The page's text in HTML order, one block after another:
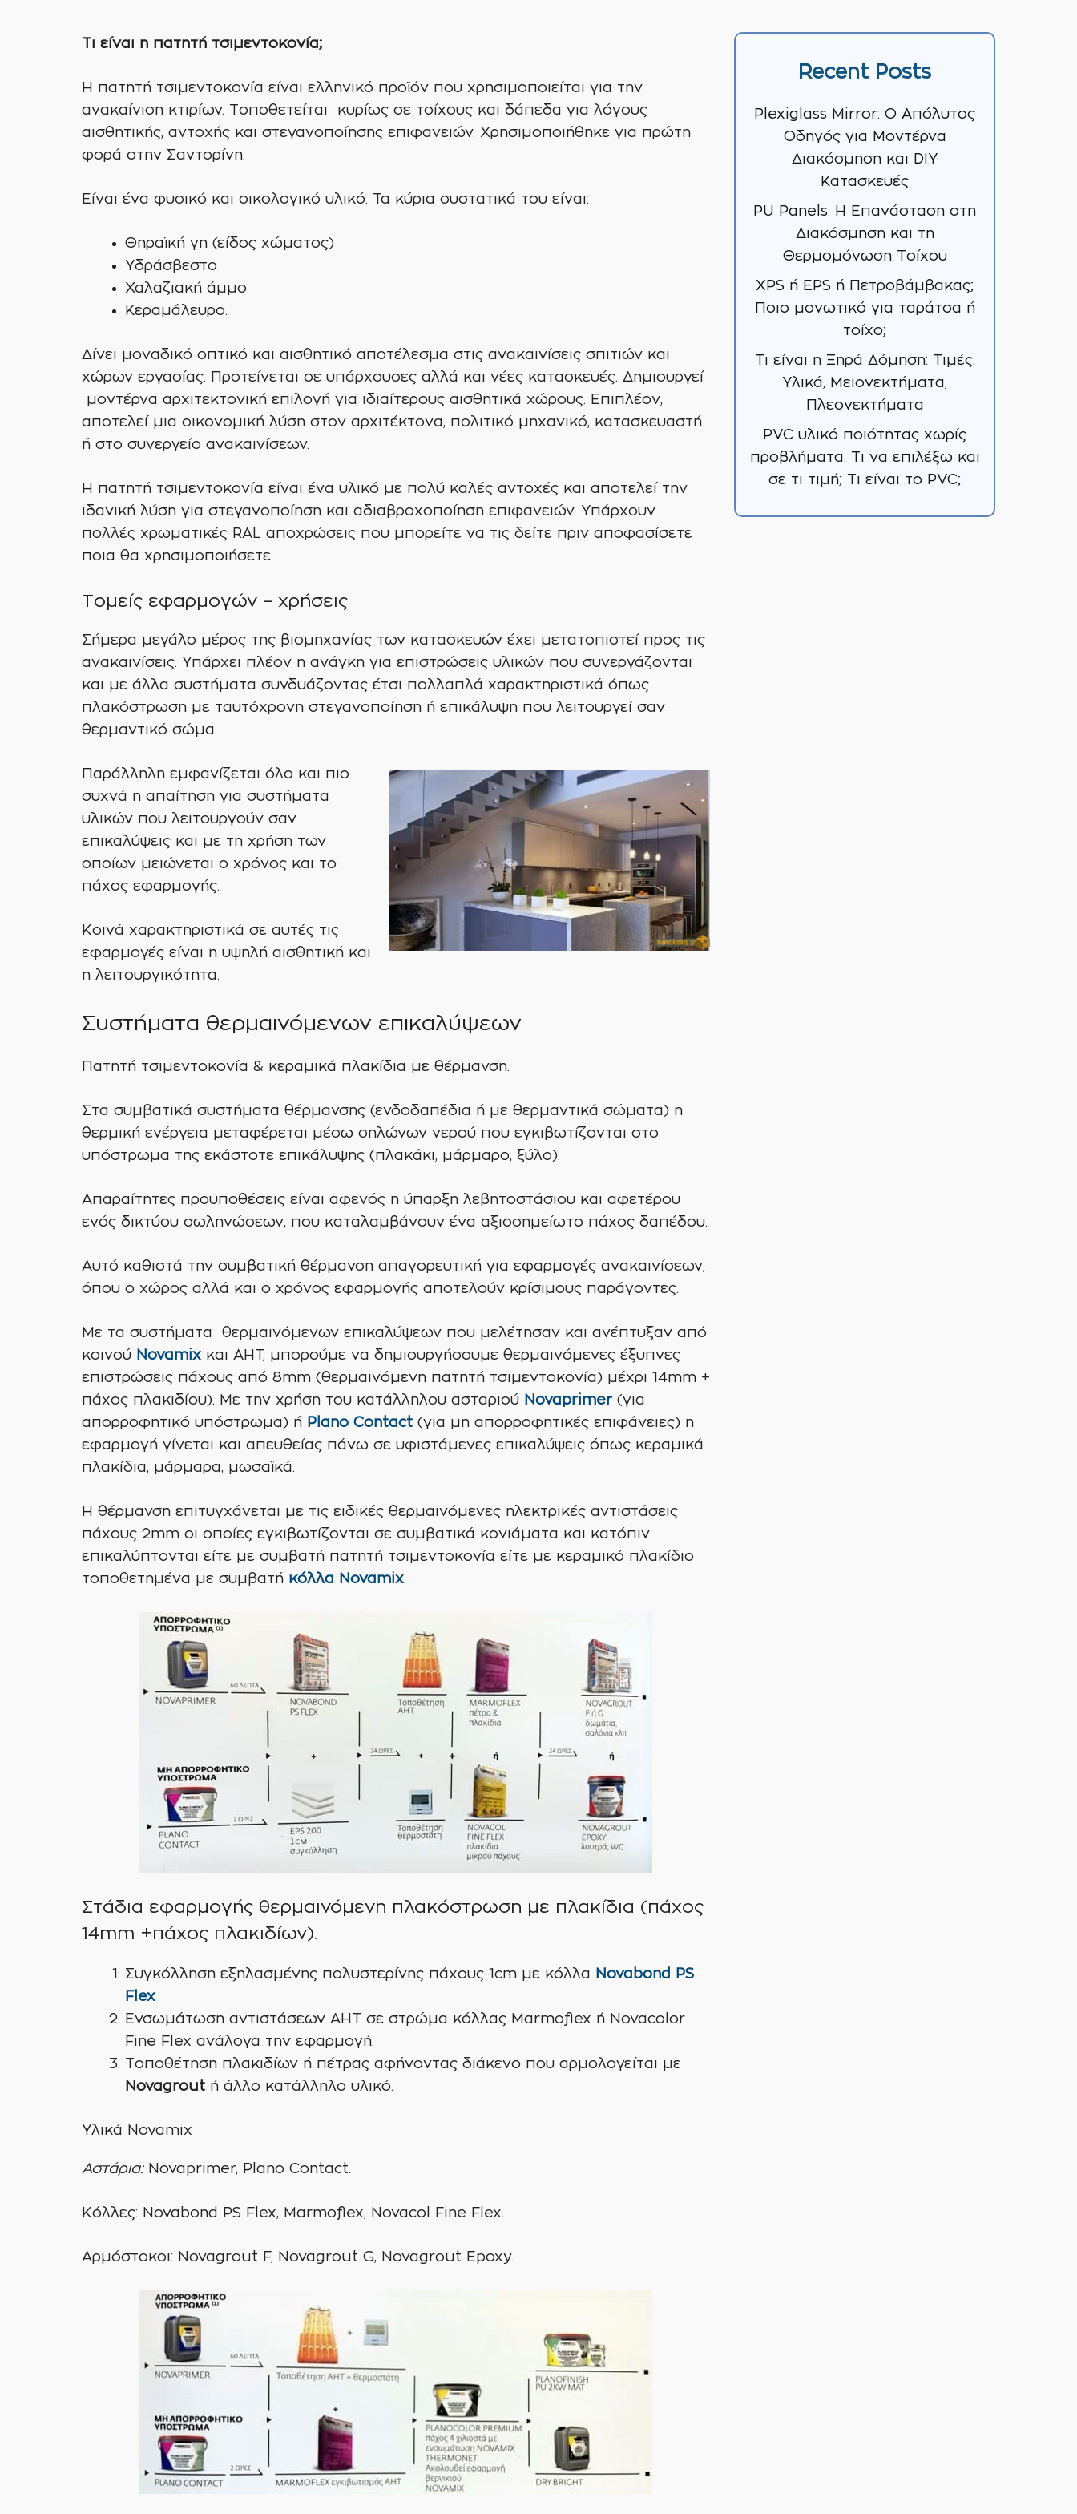
Τι είναι η πατητή τσιμεντοκονία;
Η πατητή τσιμεντοκονία είναι ελληνικό προϊόν που χρησιμοποιείται για την
ανακαίνιση κτιρίων. Τοποθετείται κυρίως σε τοίχους και δάπεδα για λόγους
αισθητικής, αντοχής και στεγανοποίησης επιφανειών. Χρησιμοποιήθηκε για πρώτη
φορά στην Σαντορίνη.
Είναι ένα φυσικό και οικολογικό υλικό. Τα κύρια συστατικά του είναι:
Θηραϊκή γη (είδος χώματος)
Υδράσβεστο
Χαλαζιακή άμμο
Κεραμάλευρο.
Δίνει μοναδικό οπτικό και αισθητικό αποτέλεσμα στις ανακαινίσεις σπιτιών και
χώρων εργασίας. Προτείνεται σε υπάρχουσες αλλά και νέες κατασκευές. Δημιουργεί
μοντέρνα αρχιτεκτονική επιλογή για ιδιαίτερους αισθητικά χώρους. Επιπλέον,
αποτελεί μια οικονομική λύση στον αρχιτέκτονα, πολιτικό μηχανικό, κατασκευαστή
ή στο συνεργείο ανακαινίσεων.
Η πατητή τσιμεντοκονία είναι ένα υλικό με πολύ καλές αντοχές και αποτελεί την
ιδανική λύση για στεγανοποίηση και αδιαβροχοποίηση επιφανειών. Υπάρχουν
πολλές χρωματικές RAL αποχρώσεις που μπορείτε να τις δείτε πριν αποφασίσετε
ποια θα χρησιμοποιήσετε.
Τομείς εφαρμογών – χρήσεις
Σήμερα μεγάλο μέρος της βιομηχανίας των κατασκευών έχει μετατοπιστεί προς τις
ανακαινίσεις. Υπάρχει πλέον η ανάγκη για επιστρώσεις υλικών που συνεργάζονται
και με άλλα συστήματα συνδυάζοντας έτσι πολλαπλά χαρακτηριστικά όπως
πλακόστρωση με ταυτόχρονη στεγανοποίηση ή επικάλυψη που λειτουργεί σαν
θερμαντικό σώμα.
Παράλληλη εμφανίζεται όλο και πιο
συχνά η απαίτηση για συστήματα
υλικών που λειτουργούν σαν
επικαλύψεις και με τη χρήση των
οποίων μειώνεται ο χρόνος και το
πάχος εφαρμογής.
Κοινά χαρακτηριστικά σε αυτές τις
εφαρμογές είναι η υψηλή αισθητική και
η λειτουργικότητα.
Συστήματα θερμαινόμενων επικαλύψεων
Πατητή τσιμεντοκονία & κεραμικά πλακίδια με θέρμανση.
Στα συμβατικά συστήματα θέρμανσης (ενδοδαπέδια ή με θερμαντικά σώματα) η
θερμική ενέργεια μεταφέρεται μέσω σηλώνων νερού που εγκιβωτίζονται στο
υπόστρωμα της εκάστοτε επικάλυψης (πλακάκι, μάρμαρο, ξύλο).
Απαραίτητες προϋποθέσεις είναι αφενός η ύπαρξη λεβητοστάσιου και αφετέρου
ενός δικτύου σωληνώσεων, που καταλαμβάνουν ένα αξιοσημείωτο πάχος δαπέδου.
Αυτό καθιστά την συμβατική θέρμανση απαγορευτική για εφαρμογές ανακαινίσεων,
όπου ο χώρος αλλά και ο χρόνος εφαρμογής αποτελούν κρίσιμους παράγοντες.
Με τα συστήματα θερμαινόμενων επικαλύψεων που μελέτησαν και ανέπτυξαν από
κοινού Novamix και AHT, μπορούμε να δημιουργήσουμε θερμαινόμενες έξυπνες
επιστρώσεις πάχους από 8mm (θερμαινόμενη πατητή τσιμεντοκονία) μέχρι 14mm +
πάχος πλακιδίου). Με την χρήση του κατάλληλου ασταριού Novaprimer(για
απορροφητικό υπόστρωμα) ή Plano Contact (για μη απορροφητικές επιφάνειες) η
εφαρμογή γίνεται και απευθείας πάνω σε υφιστάμενες επικαλύψεις όπως κεραμικά
πλακίδια, μάρμαρα, μωσαϊκά.
Η θέρμανση επιτυγχάνεται με τις ειδικές θερμαινόμενες ηλεκτρικές αντιστάσεις
πάχους 2mm οι οποίες εγκιβωτίζονται σε συμβατικά κονιάματα και κατόπιν
επικαλύπτονται είτε με συμβατή πατητή τσιμεντοκονία είτε με κεραμικό πλακίδιο
τοποθετημένα με συμβατή κόλλα Novamix.
Στάδια εφαρμογής θερμαινόμενη πλακόστρωση με πλακίδια (πάχος
14mm +πάχος πλακιδίων).
Συγκόλληση εξηλασμένης πολυστερίνης πάχους 1cm με κόλλα Novabond PS
Flex
Ενσωμάτωση αντιστάσεων AHT σε στρώμα κόλλας Marmoflex ή Novacolor
Fine Flex ανάλογα την εφαρμογή.
Τοποθέτηση πλακιδίων ή πέτρας αφήνοντας διάκενο που αρμολογείται με
Novagrout ή άλλο κατάλληλο υλικό.
Υλικά Novamix
Αστάρια:Novaprimer, Plano Contact.
Κόλλες: Novabond PS Flex, Marmoflex, Novacol Fine Flex.
Αρμόστοκοι: Novagrout F, Novagrout G, Novagrout Epoxy.
Recent Posts
Plexiglass Mirror: Ο Απόλυτος
Οδηγός για Μοντέρνα
Διακόσμηση και DIY
Κατασκευές
PU Panels: Η Επανάσταση στη
Διακόσμηση και τη
Θερμομόνωση Τοίχου
XPS ή EPS ή Πετροβάμβακας;
Ποιο μονωτικό για ταράτσα ή
τοίχο;
Τι είναι η Ξηρά Δόμηση: Τιμές,
Υλικά, Μειονεκτήματα,
Πλεονεκτήματα
PVC υλικό ποιότητας χωρίς
προβλήματα. Τι να επιλέξω και
σε τι τιμή; Τι είναι το PVC;